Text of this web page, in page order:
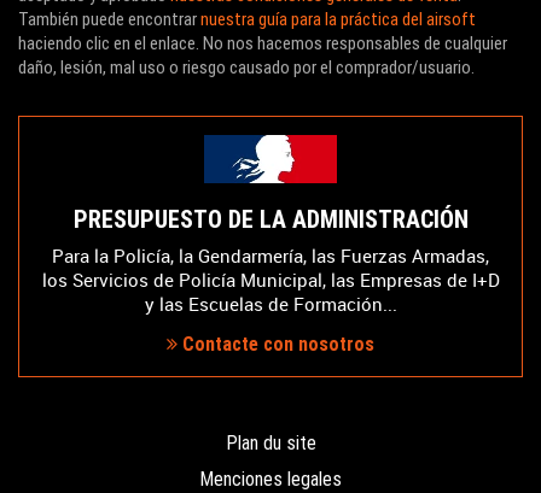
También puede encontrarnuestra guía para la práctica del airsoft
haciendo clic en el enlace. No nos hacemos responsables de cualquier
daño, lesión, mal uso o riesgo causado por el comprador/usuario.
PRESUPUESTO DE LA ADMINISTRACIÓN
Para la Policía, la Gendarmería, las Fuerzas Armadas,
los Servicios de Policía Municipal, las Empresas de I+D
y las Escuelas de Formación...
Contacte con nosotros
Plan du site
Menciones legales